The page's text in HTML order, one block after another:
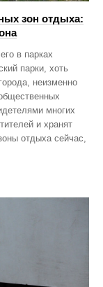
зон отдыха:
в парках
парки, хоть
неизменно
многих
и хранят
отдыха сейчас,